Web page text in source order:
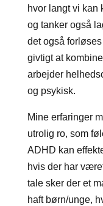
hvor langt vi kan
og tanker også
det også
givtigt at
arbejder
og psykisk.
Mine erfaringer
utrolig ro, som
ADHD kan
hvis der har
tale sker der et
haft børn/unge,